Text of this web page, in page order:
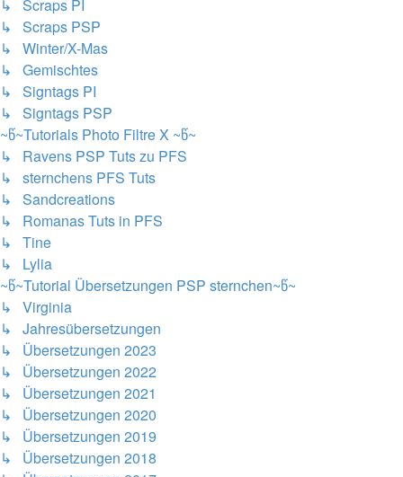
↳ Scraps PI
↳ Scraps PSP
↳ Winter/X-Mas
↳ Gemischtes
↳ Signtags PI
↳ Signtags PSP
~წ~Tutorials Photo Filtre X ~წ~
↳ Ravens PSP Tuts zu PFS
↳ sternchens PFS Tuts
↳ Sandcreations
↳ Romanas Tuts in PFS
↳ Tine
↳ Lylia
~წ~Tutorial Übersetzungen PSP sternchen~წ~
↳ Virginia
↳ Jahresübersetzungen
↳ Übersetzungen 2023
↳ Übersetzungen 2022
↳ Übersetzungen 2021
↳ Übersetzungen 2020
↳ Übersetzungen 2019
↳ Übersetzungen 2018